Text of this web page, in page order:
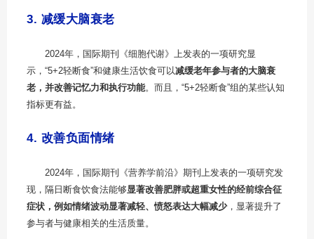
3. 减缓大脑衰老
2024年，国际期刊《细胞代谢》上发表的一项研究显
示，“5+2轻断食”和健康生活饮食可以减缓老年参与者的大脑衰
老，并改善记忆力和执行功能。而且，“5+2轻断食”组的某些认知
指标更有益。
4. 改善负面情绪
2024年，国际期刊《营养学前沿》期刊上发表的一项研究发
现，隔日断食饮食法能够显著改善肥胖或超重女性的经前综合征
症状，例如情绪波动显著减轻、愤怒表达大幅减少，显著提升了
参与者与健康相关的生活质量。